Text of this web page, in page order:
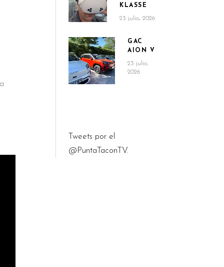
KLASSE
23 julio, 2026
GAC
AION V
23 julio,
2026
Tweets por el
@PuntaTaconTV.